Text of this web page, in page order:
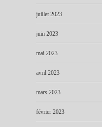
juillet 2023
juin 2023
mai 2023
avril 2023
mars 2023
février 2023